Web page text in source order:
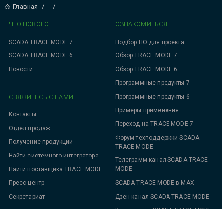
Главная / /
ЧТО НОВОГО
SCADA TRACE MODE 7
SCADA TRACE MODE 6
Новости
ОЗНАКОМИТЬСЯ
Подбор ПО для проекта
Обзор TRACE MODE 7
Обзор TRACE MODE 6
Программные продукты 7
Программные продукты 6
Примеры применения
Переход на TRACE MODE 7
Форум техподдержки SCADA
TRACE MODE
Телеграмм-канал SCADA TRACE
MODE
SCADA TRACE MODE в MAX
Дзен-канал SCADA TRACE MODE
СВЯЖИТЕСЬ С НАМИ
Контакты
Отдел продаж
Получение продукции
Найти системного интегратора
Найти поставщика TRACE MODE
Пресс-центр
Секретариат